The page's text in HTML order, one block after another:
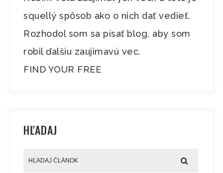
squellý spôsob ako o nich dať vedieť.
Rozhodol som sa písať blog, aby som
robil ďalšiu zaujímavú vec.
FIND YOUR FREE
HĽADAJ